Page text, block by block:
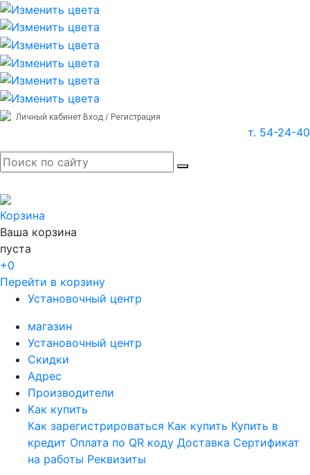
Личный кабинет Вход / Регистрация
т. 54-24-40
Корзина
Ваша корзина
пуста
+0
Перейти в корзину
Установочный центр
магазин
Установочный центр
Скидки
Адрес
Производители
Как купить
Как зарегистрироваться Как купить Купить в
кредит Оплата по QR коду Доставка Сертификат
на работы Реквизиты